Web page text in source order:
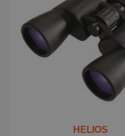
HELIOS